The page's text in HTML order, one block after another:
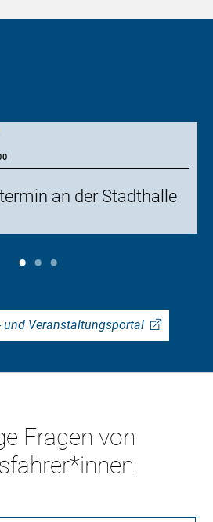
an der Stadthalle
und Veranstaltungsportal
Fragen von